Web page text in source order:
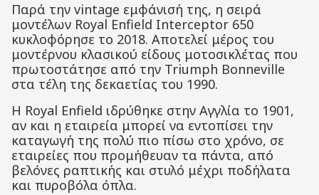
Παρά την vintage εμφάνισή της, η σειρά
μοντέλων Royal Enfield Interceptor 650
κυκλοφόρησε το 2018. Αποτελεί μέρος του
μοντέρνου κλασικού είδους μοτοσικλέτας που
πρωτοστάτησε από την Triumph Bonneville
στα τέλη της δεκαετίας του 1990.
Η Royal Enfield ιδρύθηκε στην Αγγλία το 1901,
αν και η εταιρεία μπορεί να εντοπίσει την
καταγωγή της πολύ πιο πίσω στο χρόνο, σε
εταιρείες που προμήθευαν τα πάντα, από
βελόνες ραπτικής και στυλό μέχρι ποδήλατα
και πυροβόλα όπλα.